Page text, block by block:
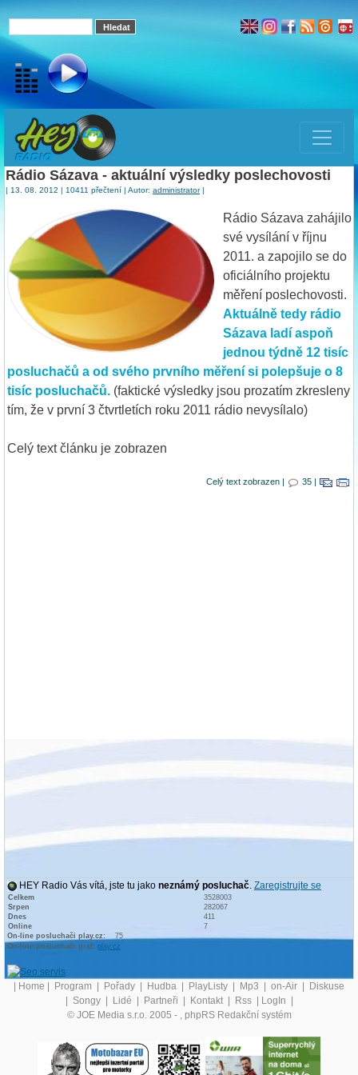
Rádio Sázava - aktuální výsledky poslechovosti
| 13. 08. 2012 | 10411 přečtení | Autor: administrator|
Rádio Sázava zahájilo
své vysílání v říjnu
2011. a zapojilo se do
oficiálního projektu
měření poslechovosti.
Aktuálně tedy rádio
Sázava ladí aspoň
jednou týdně 12 tisíc
posluchačů a od svého prvního měření si polepšuje o 8
tisíc posluchačů. (faktické výsledky jsou prozatím zkresleny
tím, že v první 3 čtvrtletích roku 2011 rádio nevysílalo)
Celý text článku je zobrazen
Celý text zobrazen | 35 |
HEY Radio Vás vítá, jste tu jako neznámý posluchač. Zaregistrujte se
Celkem
3528003
Srpen
282067
Dnes
411
Online
7
On-line posluchači play.cz:
75
On-line posluchači graf: play.cz
Home Program Pořady Hudba PlayListy Mp3 on-Air
Diskuse
Songy Lidé Partneři Kontakt Rss LogIn
© JOE Media s.r.o. 2005 - , phpRS Redakční systém